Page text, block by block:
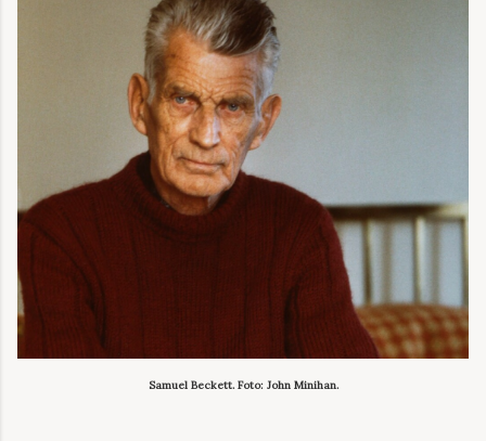
Samuel Beckett. Foto: John Minihan.